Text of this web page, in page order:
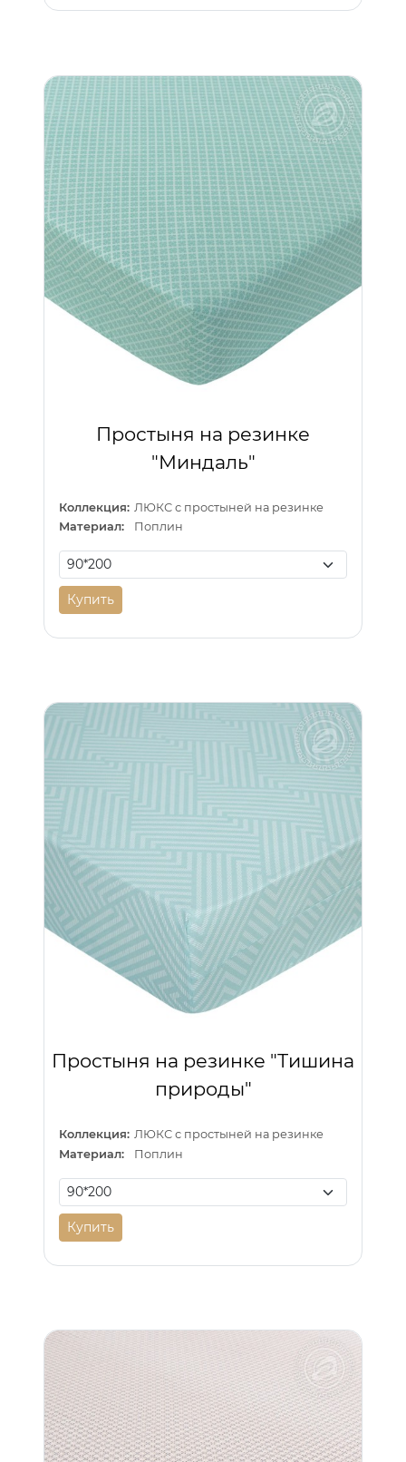
Простыня на резинке
"Миндаль"
Коллекция: ЛЮКС с простыней на резинке
Материал:
Поплин
Купить
Простыня на резинке "Тишина
природы"
Коллекция: ЛЮКС с простыней на резинке
Материал:
Поплин
Купить